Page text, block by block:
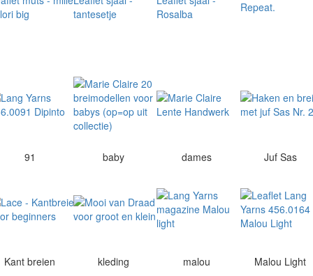
91 baby dames Juf Sas
Kant breien kleding malou Malou Light